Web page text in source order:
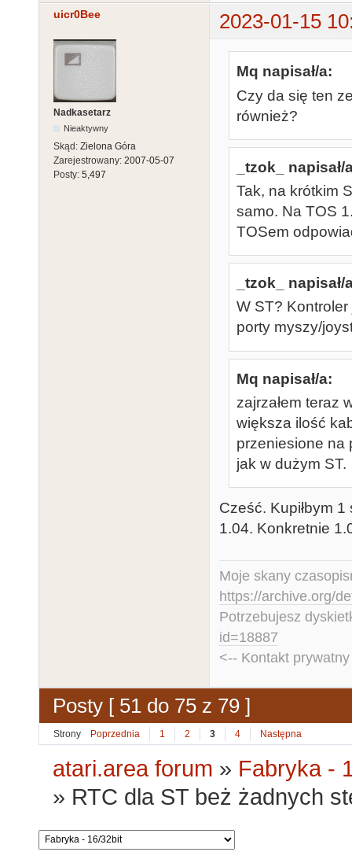
uicr0Bee 2023-01-15
Nadkasetarz
Nieaktywny
Skąd: Zielona Góra
Zarejestrowany: 2007-05-07
Posty: 5,497
Mq napisał/a:
Czy da się ten
również?
_tzok_ napisał/
Tak, na krótkim
samo. Na TOS
TOSem
_tzok_ napisał/
W ST?
porty myszy/
Mq napisał/a:
zajrzałem teraz
większa ilość
przeniesione na
jak w dużym ST.
Cześć. Kupiłbym
1.04. Konkretnie
Moje skany
https://archive.org/
Potrzebujesz
id=18887
<-- Kontakt
Posty [ 51 do 75 z 79 ]
Strony Poprzednia 1 2 3 4 Następna
atari.area forum » Fabryka -
» RTC dla ST beż żadnych